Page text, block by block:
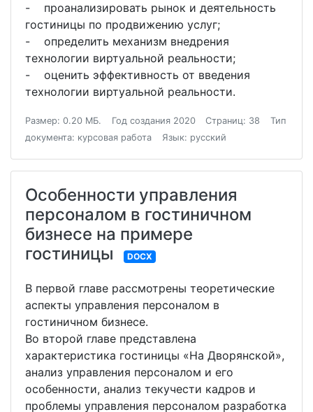
- проанализировать рынок и деятельность
гостиницы по продвижению услуг;
- определить механизм внедрения
технологии виртуальной реальности;
- оценить эффективность от введения
технологии виртуальной реальности.
Размер: 0.20 МБ. Год создания 2020 Страниц: 38
Тип
документа: курсовая работа
Язык: русский
Особенности управления
персоналом в гостиничном
бизнесе на примере
гостиницы
DOCX
В первой главе рассмотрены теоретические
аспекты управления персоналом в
гостиничном бизнесе.
Во второй главе представлена
характеристика гостиницы «На Дворянской»,
анализ управления персоналом и его
особенности, анализ текучести кадров и
проблемы управления персоналом разработка